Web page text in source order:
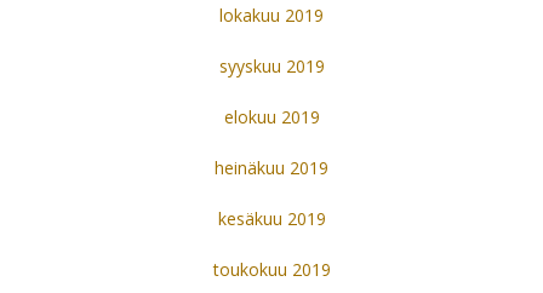
lokakuu 2019
syyskuu 2019
elokuu 2019
heinäkuu 2019
kesäkuu 2019
toukokuu 2019